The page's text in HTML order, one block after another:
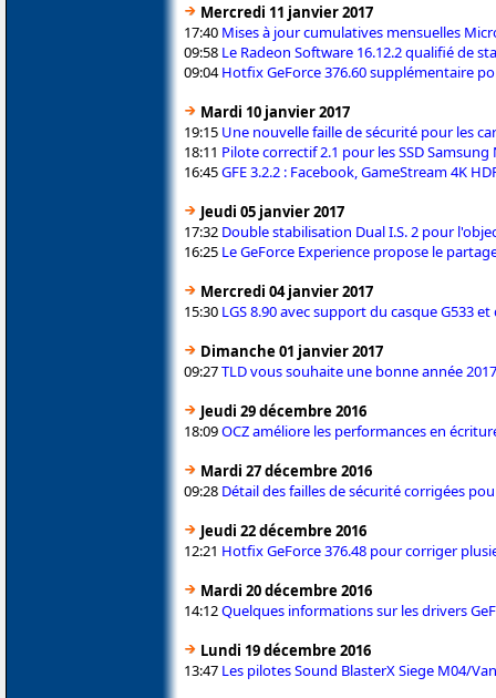
Mercredi 11 janvier 2017
17:40 Mises à jour cumulatives mensuelles
09:58 Le Radeon Software 16.12.2 qualifié de
09:04Hotfix GeForce 376.60 supplémentaire
Mardi 10 janvier 2017
19:15 Une nouvelle faille de sécurité pour les
18:11 Pilote correctif 2.1 pour les SSD Samsung
16:45GFE 3.2.2 : Facebook, GameStream 4K
Jeudi 05 janvier 2017
17:32 Double stabilisation Dual I.S. 2 pour
16:25 Le GeForce Experience propose le
Mercredi 04 janvier 2017
15:30 LGS 8.90 avec support du casque G533
Dimanche 01 janvier 2017
09:27TLD vous souhaite une bonne année 2017
Jeudi 29 décembre 2016
18:09OCZ améliore les performances en
Mardi 27 décembre 2016
09:28 Détail des failles de sécurité corrigées
Jeudi 22 décembre 2016
12:21 Hotfix GeForce 376.48 pour corriger
Mardi 20 décembre 2016
14:12Quelques informations sur les drivers
Lundi 19 décembre 2016
13:47 Les pilotes Sound BlasterX Siege M04/